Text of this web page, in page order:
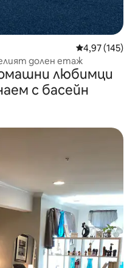
Средна
4,97 (145)
долен етаж
любимци
с басейн